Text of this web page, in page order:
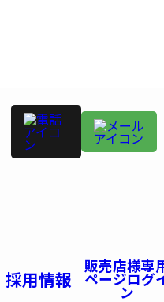
採用情報
販売店様専
ページログ
ン